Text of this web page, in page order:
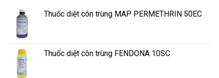
Thuốc diệt côn trùng MAP PERMETHRIN 50EC
Thuốc diệt côn trùng FENDONA 10SC